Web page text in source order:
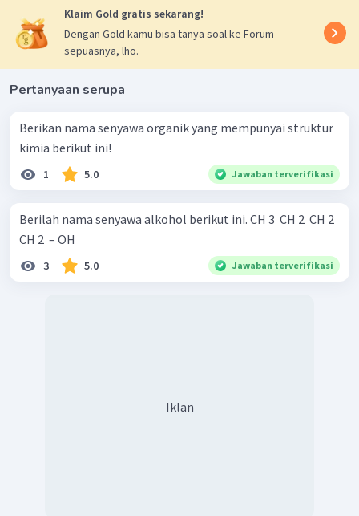
Klaim Gold gratis sekarang!
Dengan Gold kamu bisa tanya soal ke Forum
sepuasnya, lho.
Pertanyaan serupa
Berikan nama senyawa organik yang mempunyai struktur
kimia berikut ini!
1 5.0 Jawaban terverifikasi
Berilah nama senyawa alkohol berikut ini. CH 3 ​ CH 2 ​ CH 2 ​
CH 2 ​ – OH
3 5.0 Jawaban terverifikasi
Iklan